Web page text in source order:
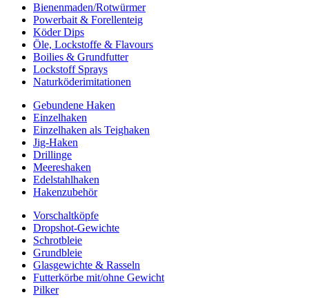
Bienenmaden/Rotwürmer
Powerbait & Forellenteig
Köder Dips
Öle, Lockstoffe & Flavours
Boilies & Grundfutter
Lockstoff Sprays
Naturköderimitationen
Gebundene Haken
Einzelhaken
Einzelhaken als Teighaken
Jig-Haken
Drillinge
Meereshaken
Edelstahlhaken
Hakenzubehör
Vorschaltköpfe
Dropshot-Gewichte
Schrotbleie
Grundbleie
Glasgewichte & Rasseln
Futterkörbe mit/ohne Gewicht
Pilker